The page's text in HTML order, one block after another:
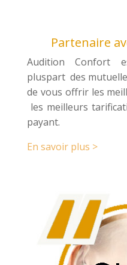
Partenaire
Audition Confort
pluspart des
de vous offrir les
les meilleurs
payant.
En savoir plus >